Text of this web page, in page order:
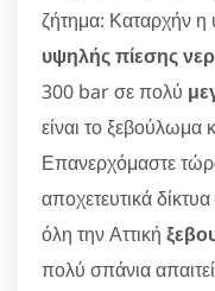
ζήτημα: Καταρχήν η
υψηλής πίεσης
300 bar σε πολύ
είναι το
Επανερχόμαστε
αποχετευτικά
όλη την Αττική
πολύ σπάνια